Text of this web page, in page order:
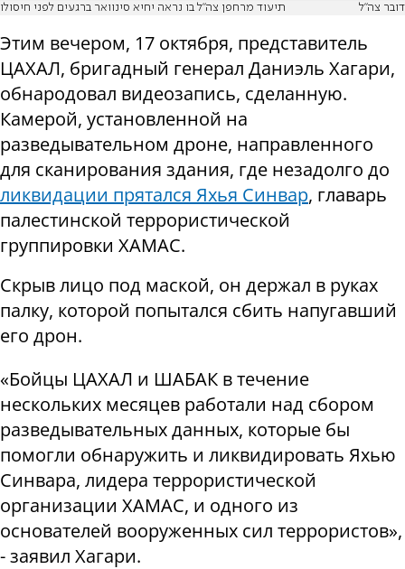
תיעוד מרחפן צה״ל בו נראה יחיא סינוואר ברגעים לפני חיסולו דובר צה"ל
Этим вечером, 17 октября, представитель
ЦАХАЛ, бригадный генерал Даниэль Хагари,
обнародовал видеозапись, сделанную.
Камерой, установленной на
разведывательном дроне, направленного
для сканирования здания, где незадолго до
ликвидации прятался Яхья Синвар, главарь
палестинской террористической
группировки ХАМАС.
Скрыв лицо под маской, он держал в руках
палку, которой попытался сбить напугавший
его дрон.
«Бойцы ЦАХАЛ и ШАБАК в течение
нескольких месяцев работали над сбором
разведывательных данных, которые бы
помогли обнаружить и ликвидировать Яхью
Синвара, лидера террористической
организации ХАМАС, и одного из
основателей вооруженных сил террористов»,
- заявил Хагари.